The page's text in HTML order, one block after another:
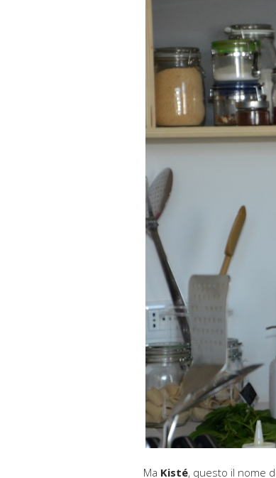
Ma Kisté, questo il nome